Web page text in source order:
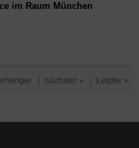
im Raum München
nächster » Letzter »